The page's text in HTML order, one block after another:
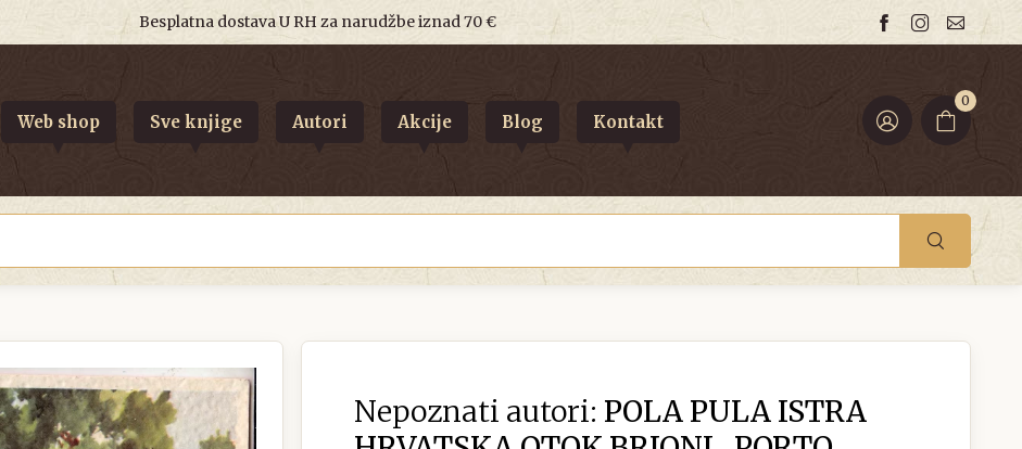
Besplatna dostava U RH za narudžbe iznad 70 €
0
Web shop Sve knjige Autori Akcije Blog Kontakt
Nepoznati autori: POLA PULA ISTRA